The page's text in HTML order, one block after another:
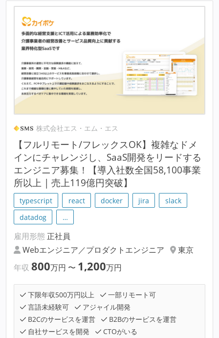
株式会社エス・エム・エス
【フルリモート/フレックスOK】複雑なドメ
インにチャレンジし、SaaS開発をリードする
エンジニア募集！【導入社数全国58,100事業
所以上 | 売上119億円突破】
typescript react docker jira
slack
datadog
…
雇用形態 正社員
Webエンジニア／プロダクトエンジニア
東京
年収 800万円 〜 1,200万円
下限年収500万円以上
一部リモート可
言語未経験可
アジャイル開発
B2Cのサービスを運営
B2Bのサービスを運営
自社サービスを開発
CTOがいる